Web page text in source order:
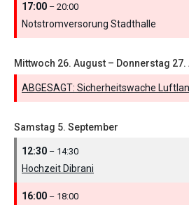
17:00 – 20:00
Notstromversorung Stadthalle
Mittwoch 26. August – Donnerstag 27.
ABGESAGT: Sicherheitswache
Samstag 5. September
12:30 – 14:30
Hochzeit Dibrani
16:00 – 18:00